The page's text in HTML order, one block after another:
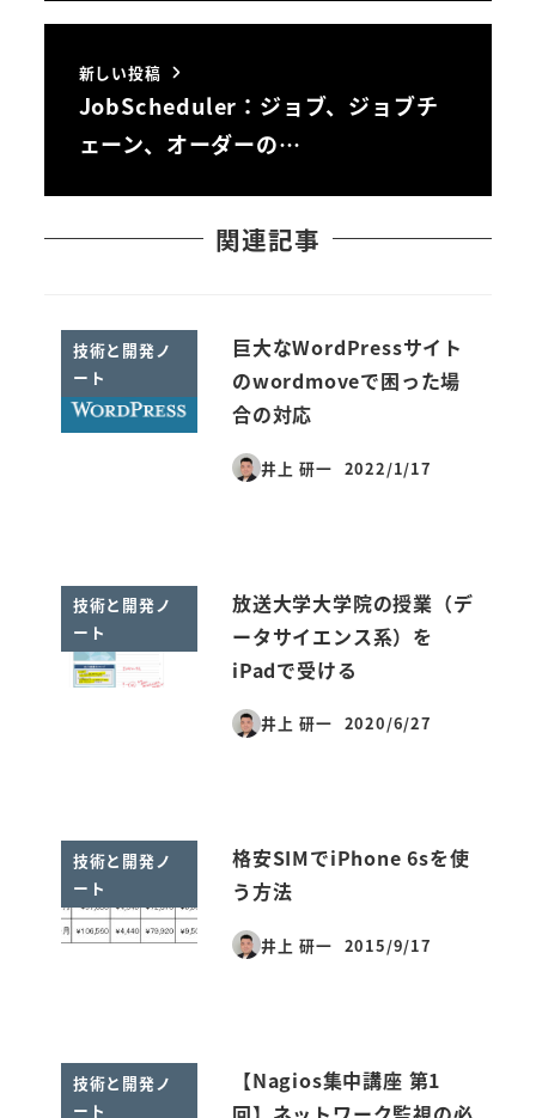
新しい投稿
JobScheduler：ジョブ、ジョブチ
ェーン、オーダーの…
関連記事
技術と開発ノ
ート
巨大なWordPressサイト
のwordmoveで困った場
合の対応
井上 研一
投稿日
2022/1/17
技術と開発ノ
ート
放送大学大学院の授業（デ
ータサイエンス系）を
iPadで受ける
井上 研一
投稿日
2020/6/27
技術と開発ノ
ート
格安SIMでiPhone 6sを使
う方法
井上 研一
投稿日
2015/9/17
技術と開発ノ
ート
【Nagios集中講座 第1